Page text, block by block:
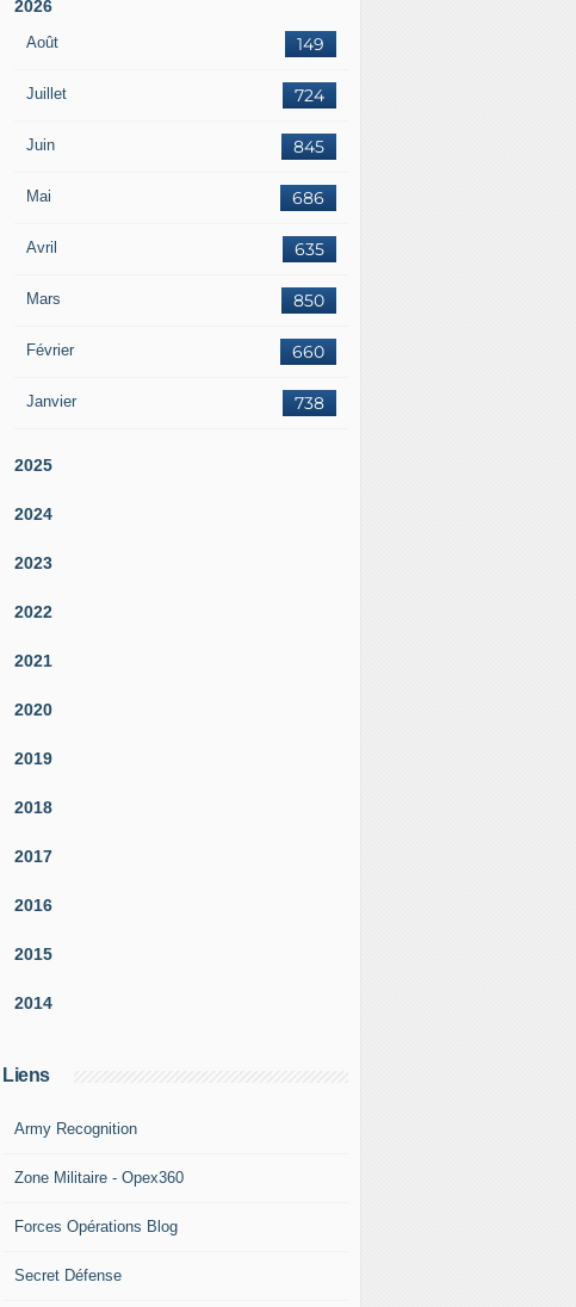
2026
Août 149
Juillet 724
Juin 845
Mai 686
Avril 635
Mars 850
Février 660
Janvier 738
2025
2024
2023
2022
2021
2020
2019
2018
2017
2016
2015
2014
Liens
Army Recognition
Zone Militaire - Opex360
Forces Opérations Blog
Secret Défense